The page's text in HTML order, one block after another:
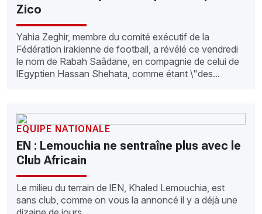
Zico
Yahia Zeghir, membre du comité exécutif de la
Fédération irakienne de football, a révélé ce vendredi
le nom de Rabah Saâdane, en compagnie de celui de
lEgyptien Hassan Shehata, comme étant \"des...
EQUIPE NATIONALE
EN : Lemouchia ne sentraîne plus avec le
Club Africain
Le milieu du terrain de lEN, Khaled Lemouchia, est
sans club, comme on vous la annoncé il y a déjà une